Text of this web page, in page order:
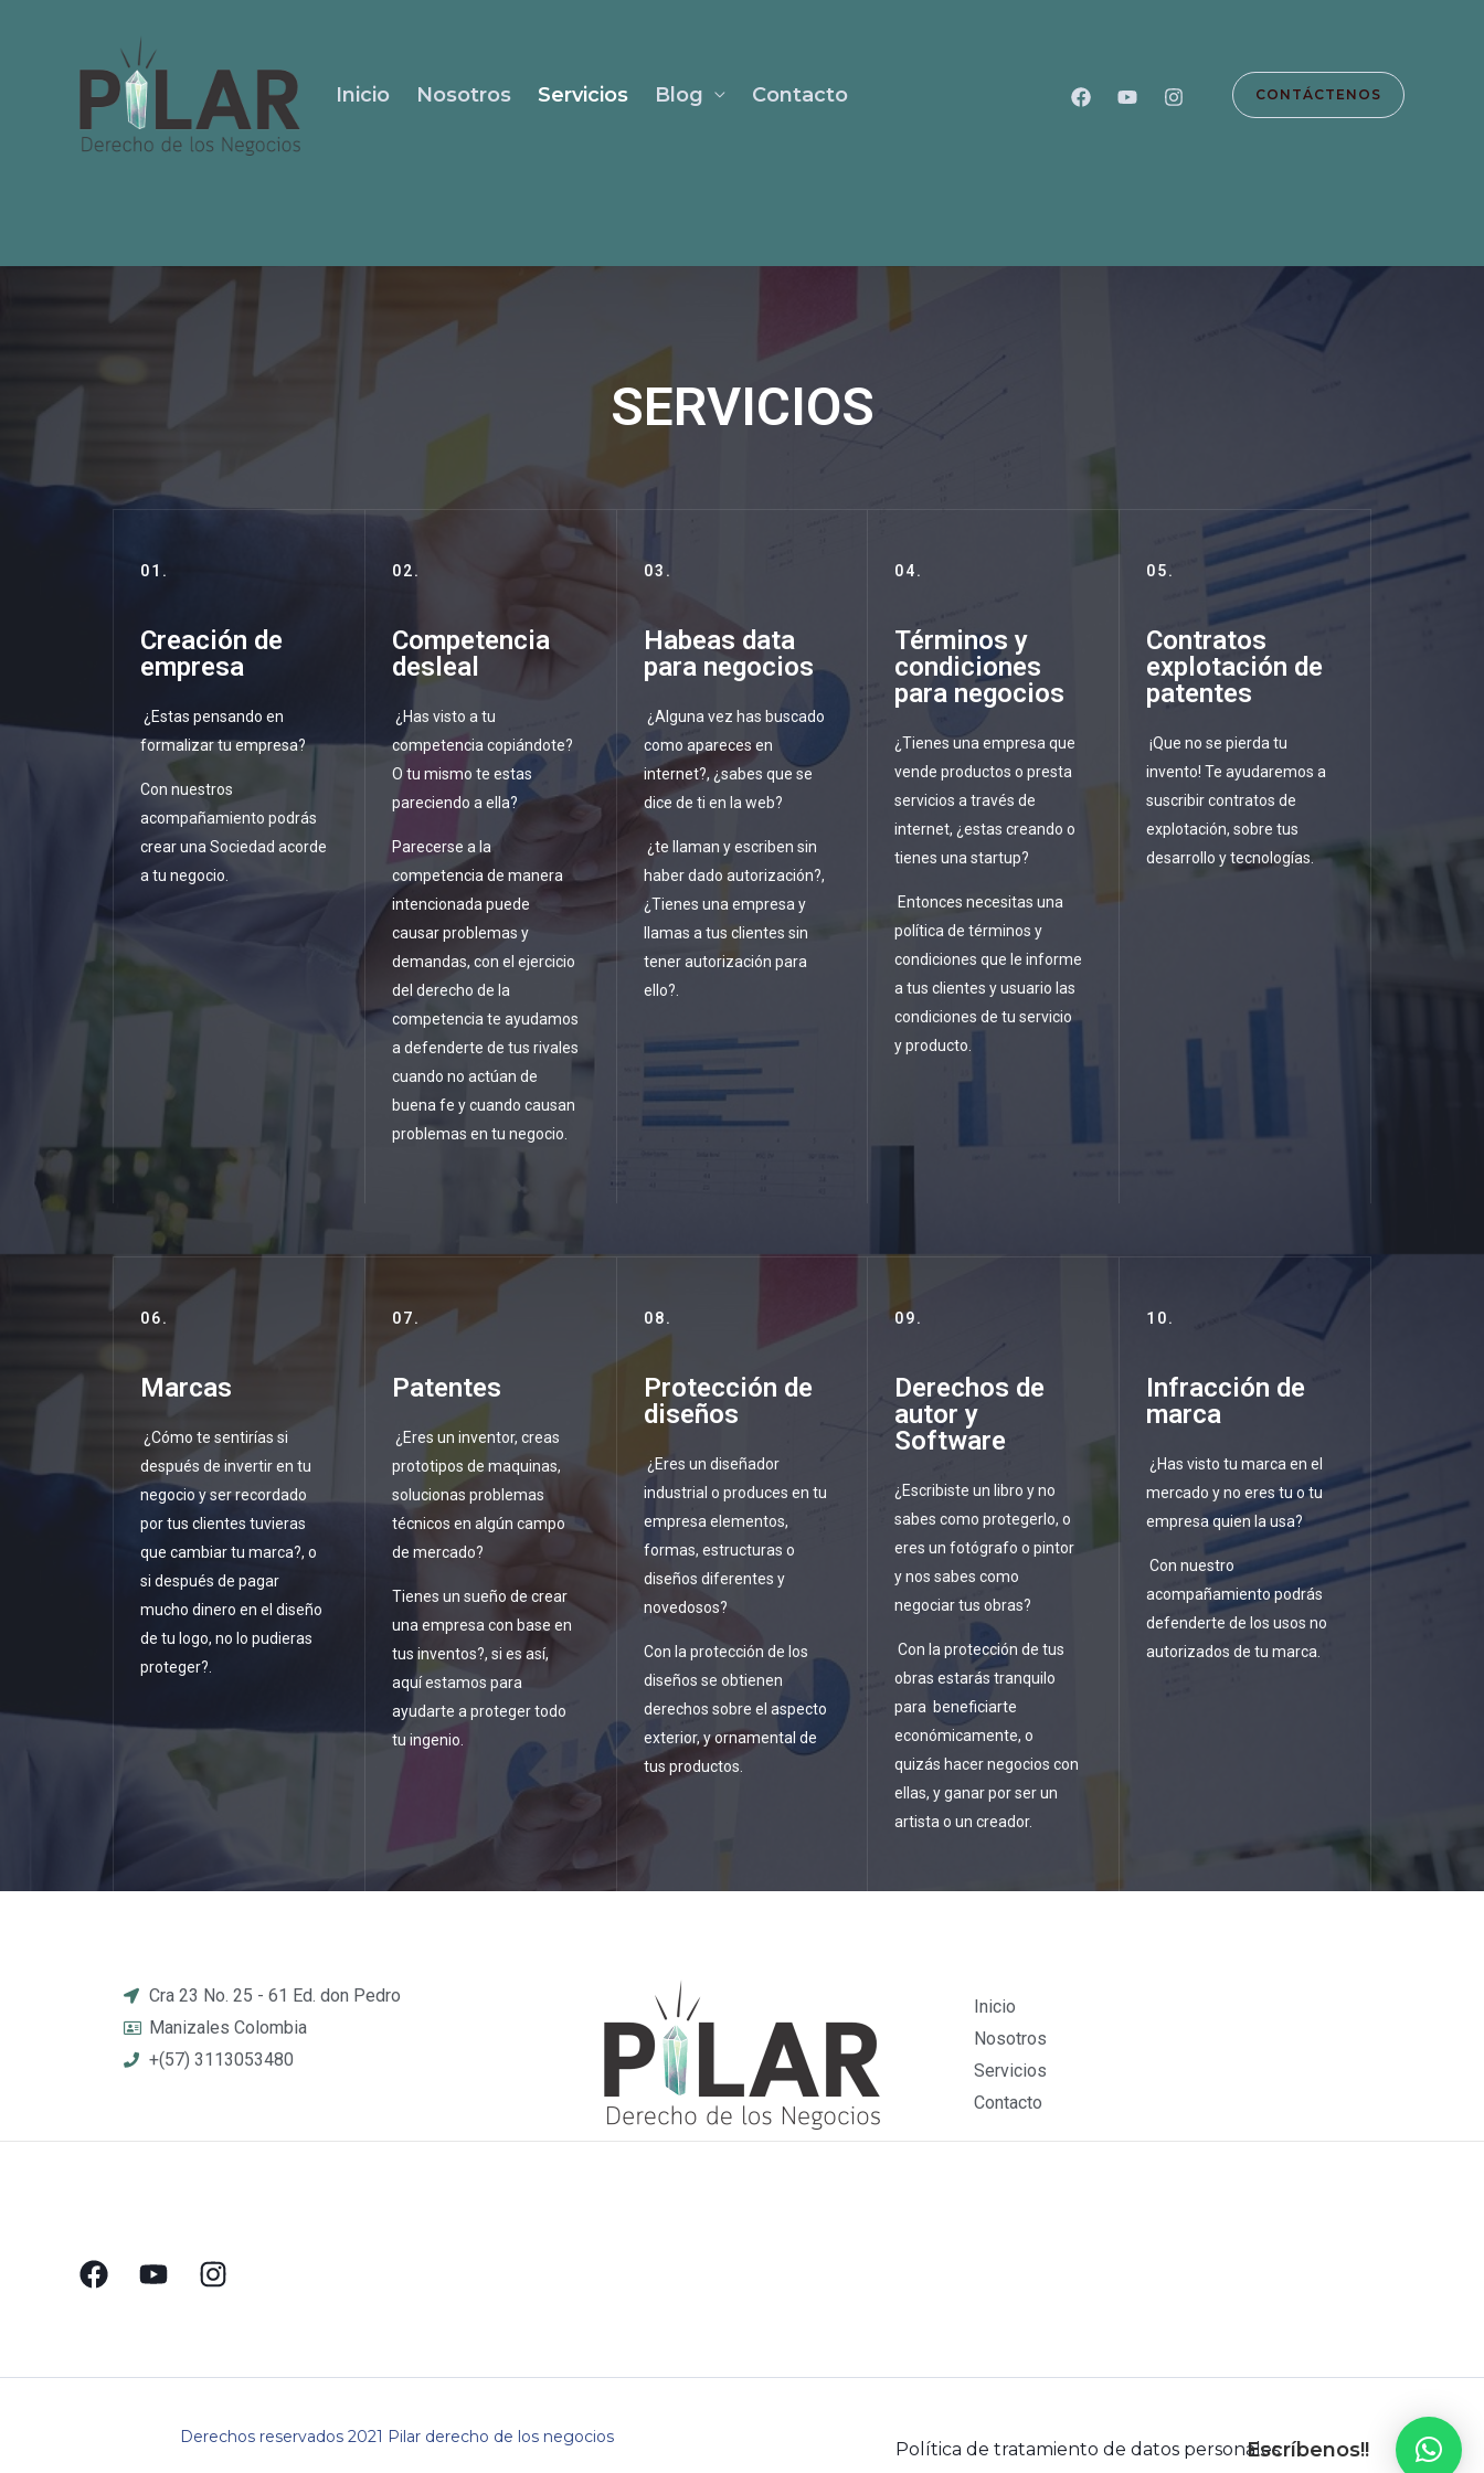
Inicio Nosotros Servicios Blog Contacto CONTÁCTENOS
SERVICIOS
01.
Creación de
empresa
¿Estas pensando en
formalizar tu empresa?
Con nuestros
acompañamiento podrás
crear una Sociedad acorde
a tu negocio.
02.
Competencia
desleal
¿Has visto a tu
competencia copiándote?
O tu mismo te estas
pareciendo a ella?
Parecerse a la
competencia de manera
intencionada puede
causar problemas y
demandas, con el ejercicio
del derecho de la
competencia te ayudamos
a defenderte de tus rivales
cuando no actúan de
buena fe y cuando causan
problemas en tu negocio.
03.
Habeas data
para negocios
¿Alguna vez has buscado
como apareces en
internet?, ¿sabes que se
dice de ti en la web?
¿te llaman y escriben sin
haber dado autorización?,
¿Tienes una empresa y
llamas a tus clientes sin
tener autorización para
ello?.
04.
Términos y
condiciones
para negocios
¿Tienes una empresa que
vende productos o presta
servicios a través de
internet, ¿estas creando o
tienes una startup?
Entonces necesitas una
política de términos y
condiciones que le informe
a tus clientes y usuario las
condiciones de tu servicio
y producto.
05.
Contratos
explotación de
patentes
¡Que no se pierda tu
invento! Te ayudaremos a
suscribir contratos de
explotación, sobre tus
desarrollo y tecnologías.
06.
Marcas
¿Cómo te sentirías si
después de invertir en tu
negocio y ser recordado
por tus clientes tuvieras
que cambiar tu marca?, o
si después de pagar
mucho dinero en el diseño
de tu logo, no lo pudieras
proteger?.
07.
Patentes
¿Eres un inventor, creas
prototipos de maquinas,
solucionas problemas
técnicos en algún campo
de mercado?
Tienes un sueño de crear
una empresa con base en
tus inventos?, si es así,
aquí estamos para
ayudarte a proteger todo
tu ingenio.
08.
Protección de
diseños
¿Eres un diseñador
industrial o produces en tu
empresa elementos,
formas, estructuras o
diseños diferentes y
novedosos?
Con la protección de los
diseños se obtienen
derechos sobre el aspecto
exterior, y ornamental de
tus productos.
09.
Derechos de
autor y
Software
¿Escribiste un libro y no
sabes como protegerlo, o
eres un fotógrafo o pintor
y nos sabes como
negociar tus obras?
Con la protección de tus
obras estarás tranquilo
para beneficiarte
económicamente, o
quizás hacer negocios con
ellas, y ganar por ser un
artista o un creador.
10.
Infracción de
marca
¿Has visto tu marca en el
mercado y no eres tu o tu
empresa quien la usa?
Con nuestro
acompañamiento podrás
defenderte de los usos no
autorizados de tu marca.
Cra 23 No. 25 - 61 Ed. don Pedro
Manizales Colombia
+(57) 3113053480
Inicio
Nosotros
Servicios
Contacto
Derechos reservados 2021 Pilar derecho de los negocios
Política de tratamiento de datos personalesEscríbenos!!